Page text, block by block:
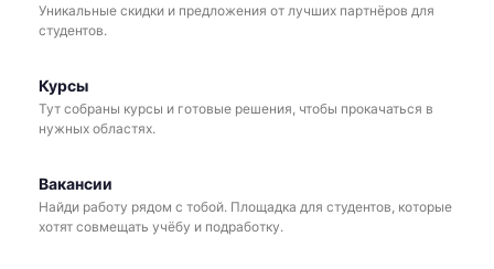
Уникальные скидки и предложения от лучших партнёров для
студентов.
Курсы
Тут собраны курсы и готовые решения, чтобы прокачаться в
нужных областях.
Вакансии
Найди работу рядом с тобой. Площадка для студентов, которые
хотят совмещать учёбу и подработку.